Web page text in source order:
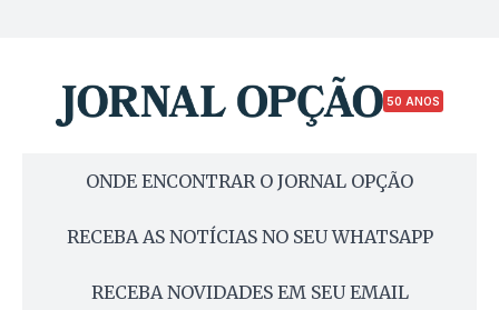
50 ANOS
ONDE ENCONTRAR O JORNAL OPÇÃO
RECEBA AS NOTÍCIAS NO SEU WHATSAPP
RECEBA NOVIDADES EM SEU EMAIL